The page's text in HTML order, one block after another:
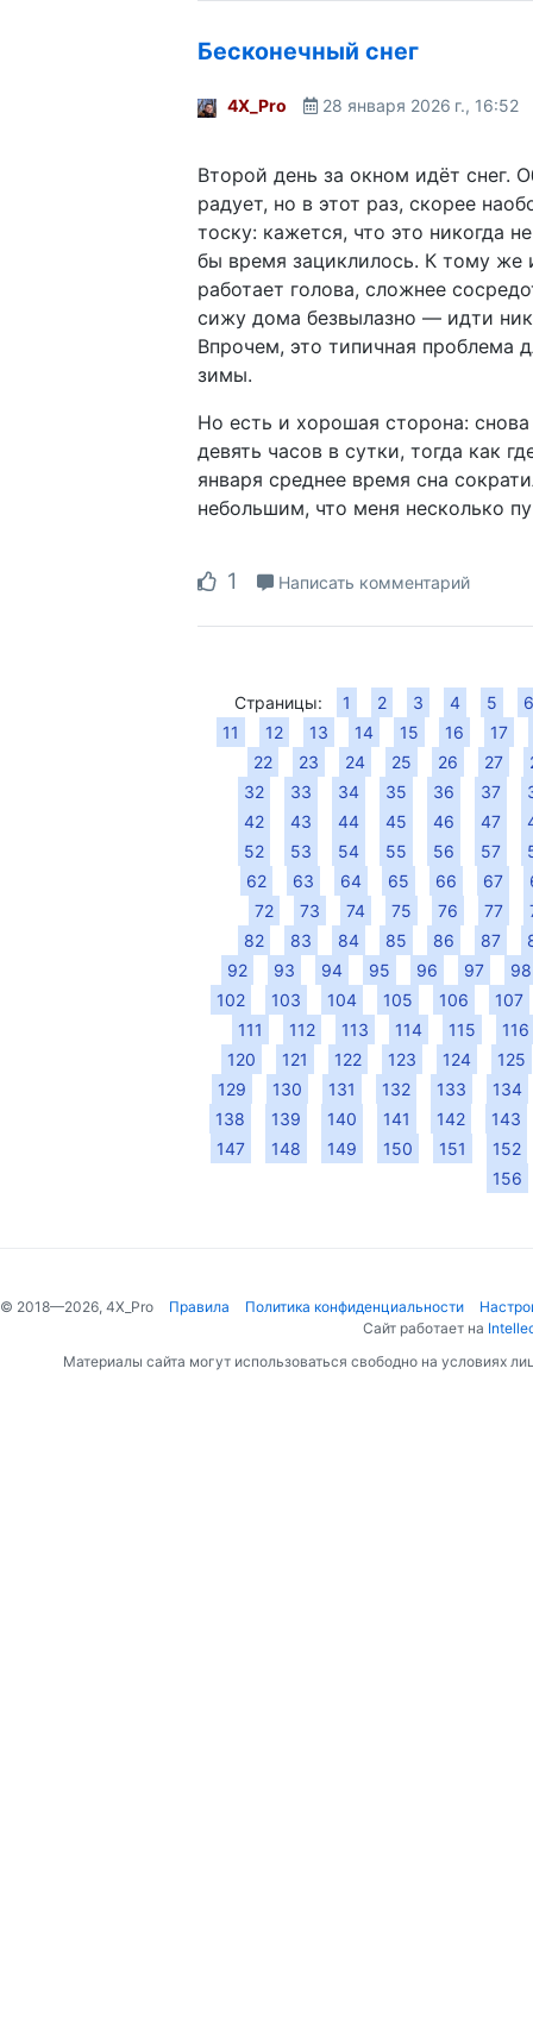
Бесконечный снег
4X_Pro 28 января 2026 г., 16:52
Второй день за окном идёт снег.
радует, но в этот раз, скорее
тоску: кажется, что это никогда
бы время зациклилось. К тому же
работает голова, сложнее
сижу дома безвылазно — идти
Впрочем, это типичная проблема
зимы.
Но есть и хорошая сторона: снова
девять часов в сутки, тогда как
января среднее время сна
небольшим, что меня несколько
1 Написать комментарий
Страницы: 1 2 3 4 5
6
11
12 13 14 15 16
17
22
23 24 25 26 27
32
33 34 35 36 37
42
43 44 45 46 47
52
53 54 55 56 57
62
63 64 65 66 67
72
73 74 75 76 77
82
83 84 85 86 87
92
93 94 95 96 97
98
102
103 104 105 106
107
111
112 113 114 115
116
120
121 122 123 124
125
129
130 131 132 133
134
138
139 140 141 142
143
147
148 149 150 151
152
156
© 2018—2026, 4X_Pro Правила Политика конфиденциальности
Сайт работает на
Материалы сайта могут использоваться свободно на условиях